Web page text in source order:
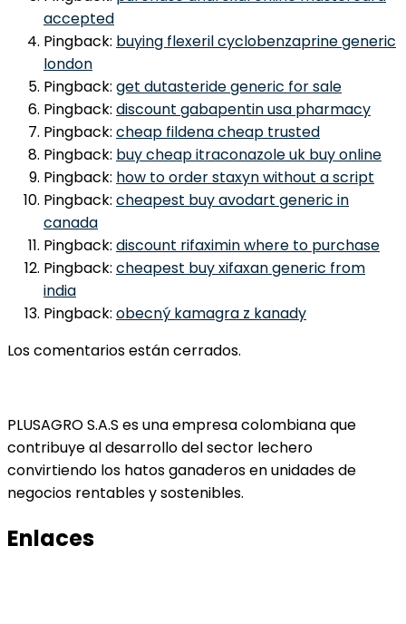
accepted
Pingback: buying flexeril cyclobenzaprine generic
london
Pingback: get dutasteride generic for sale
Pingback: discount gabapentin usa pharmacy
Pingback: cheap fildena cheap trusted
Pingback: buy cheap itraconazole uk buy online
Pingback: how to order staxyn without a script
Pingback: cheapest buy avodart generic in
canada
Pingback: discount rifaximin where to purchase
Pingback: cheapest buy xifaxan generic from
india
Pingback: obecný kamagra z kanady
Los comentarios están cerrados.
PLUSAGRO S.A.S es una empresa colombiana que
contribuye al desarrollo del sector lechero
convirtiendo los hatos ganaderos en unidades de
negocios rentables y sostenibles.
Enlaces